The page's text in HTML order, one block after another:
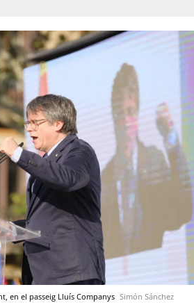
en el passeig Lluís Companys Simón Sánchez